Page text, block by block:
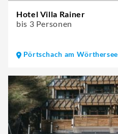
Hotel Villa Rainer
bis 3 Personen
Pörtschach am Wörthersee